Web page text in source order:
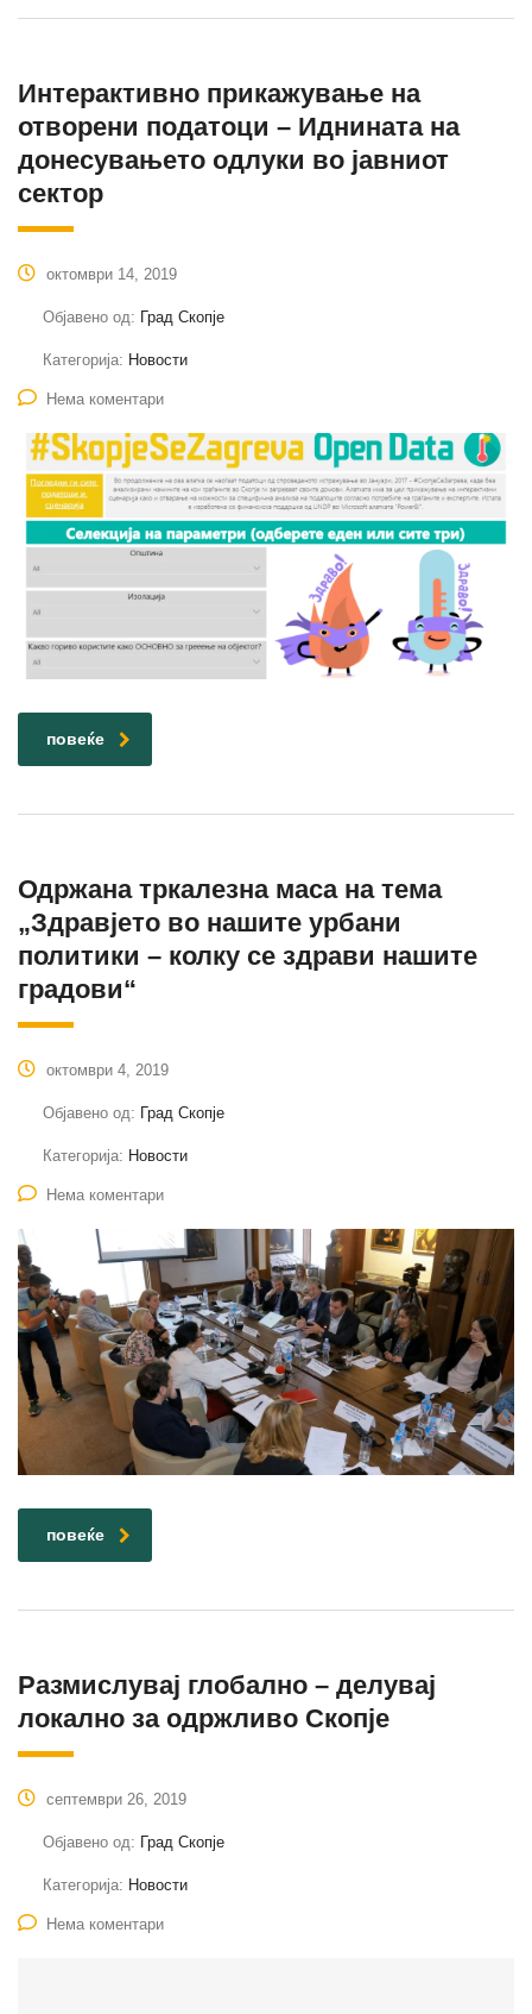
Интерактивно прикажување на
отворени податоци – Иднината на
донесувањето одлуки во јавниот
сектор
октомври 14, 2019
Објавено од: Град Скопје
Категорија: Новости
Нема коментари
повеќе
Одржана тркалезна маса на тема
„Здравјето во нашите урбани
политики – колку се здрави нашите
градови“
октомври 4, 2019
Објавено од: Град Скопје
Категорија: Новости
Нема коментари
повеќе
Размислувај глобално – делувај
локално за одржливо Скопје
септември 26, 2019
Објавено од: Град Скопје
Категорија: Новости
Нема коментари